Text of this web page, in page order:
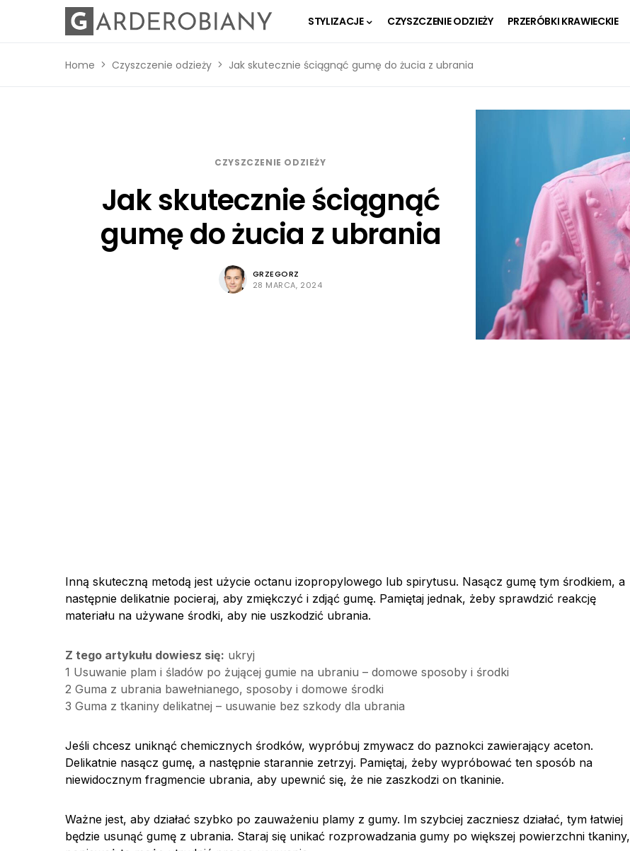
STYLIZACJE CZYSZCZENIE ODZIEŻY PRZERÓBKI KRAWIECKIE
Home Czyszczenie odzieży Jak skutecznie ściągnąć gumę do żucia z ubrania
CZYSZCZENIE ODZIEŻY
Jak skutecznie ściągnąć
gumę do żucia z ubrania
GRZEGORZ
28 MARCA, 2024
Inną skuteczną metodą jest użycie octanu izopropylowego lub spirytusu. Nasącz gumę tym środkiem, a
następnie delikatnie pocieraj, aby zmiękczyć i zdjąć gumę. Pamiętaj jednak, żeby sprawdzić reakcję
materiału na używane środki, aby nie uszkodzić ubrania.
Z tego artykułu dowiesz się: ukryj
1 Usuwanie plam i śladów po żującej gumie na ubraniu – domowe sposoby i środki
2 Guma z ubrania bawełnianego, sposoby i domowe środki
3 Guma z tkaniny delikatnej – usuwanie bez szkody dla ubrania
Jeśli chcesz uniknąć chemicznych środków, wypróbuj zmywacz do paznokci zawierający aceton.
Delikatnie nasącz gumę, a następnie starannie zetrzyj. Pamiętaj, żeby wypróbować ten sposób na
niewidocznym fragmencie ubrania, aby upewnić się, że nie zaszkodzi on tkaninie.
Ważne jest, aby działać szybko po zauważeniu plamy z gumy. Im szybciej zaczniesz działać, tym łatwiej
będzie usunąć gumę z ubrania. Staraj się unikać rozprowadzania gumy po większej powierzchni tkaniny,